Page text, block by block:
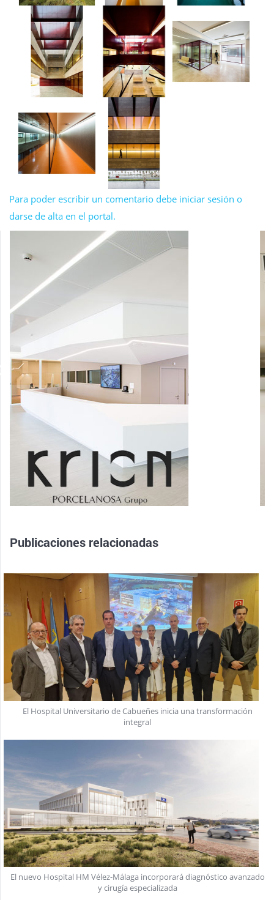
Para poder escribir un comentario debe iniciar sesión o
darse de alta en el portal.
Publicaciones relacionadas
El Hospital Universitario de Cabueñes inicia una transformación
integral
El nuevo Hospital HM Vélez-Málaga incorporará diagnóstico avanzado
y cirugía especializada